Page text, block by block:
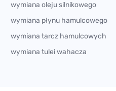
wymiana oleju silnikowego
wymiana płynu hamulcowego
wymiana tarcz hamulcowych
wymiana tulei wahacza